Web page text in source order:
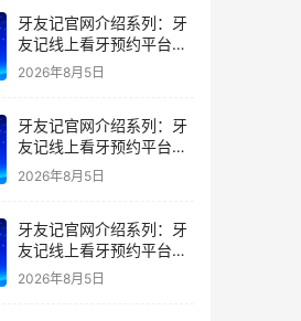
牙友记官网介绍系列：牙
友记线上看牙预约平台是
干什么的？靠谱吗？
2026年8月5日
牙友记官网介绍系列：牙
友记线上看牙预约平台让
看牙不再靠运气
2026年8月5日
牙友记官网介绍系列：牙
友记线上看牙预约平台打
破口腔行业专业壁垒新手
2026年8月5日